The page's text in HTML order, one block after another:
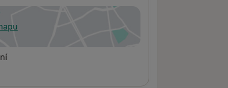
v nové záložce